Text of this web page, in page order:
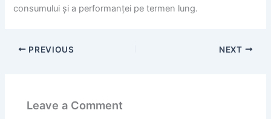
consumului și a performanței pe termen lung.
PREVIOUS NEXT
Leave a Comment